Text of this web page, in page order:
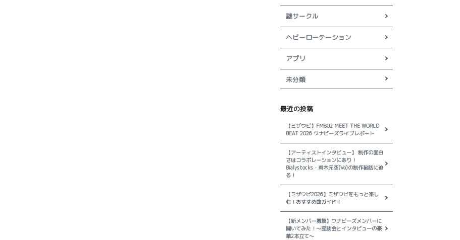
謎サークル
ヘビーローテーション
アプリ
未分類
最近の投稿
【ミザワビ】FM802 MEET THE WORLD
BEAT 2026 ワナビーズライブレポート
【アーティストインタビュー】 制作の面白
さはコラボレーションにあり！
Bialystocks・甫木元空(Vo)の制作秘話に迫
る！
【ミザワビ2026】ミザワビをもっと楽し
む！おすすめ曲ガイド！
【新メンバー募集】ワナビーズメンバーに
聞いてみた！～座談会とインタビューの豪
華2本立て～